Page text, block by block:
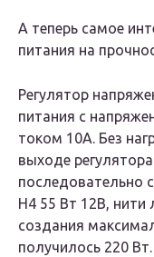
А теперь самое
питания на
Регулятор
питания с
током 10А. Без
выходе
последовательно
H4 55 Вт 12В,
создания
получилось 220